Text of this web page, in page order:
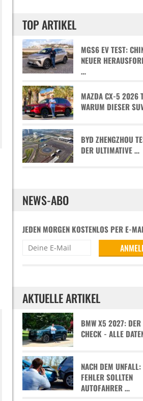
TOP ARTIKEL
MGS6 EV TEST:
NEUER
…
MAZDA CX-5 2026
WARUM DIESER
BYD ZHENGZHOU
DER ULTIMATIVE …
NEWS-ABO
JEDEN MORGEN KOSTENLOS PER E-
AKTUELLE ARTIKEL
BMW X5 2027: DER
HECK - ALLE
NACH DEM
FEHLER SOLLTEN
AUTOFAHRER …